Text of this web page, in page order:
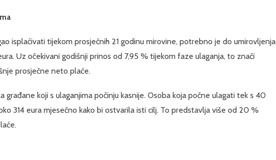
isplaćivati tijekom prosječnih 21 godinu mirovine, potrebno je do umirovljenja
Uz očekivani godišnji prinos od 7,95 % tijekom faze ulaganja, to znači
prosječne neto plaće.
građane koji s ulaganjima počinju kasnije. Osoba koja počne ulagati tek s 40
314 eura mjesečno kako bi ostvarila isti cilj. To predstavlja više od 20 %